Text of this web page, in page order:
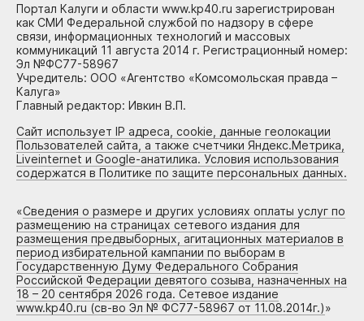
Портал Калуги и области www.kp40.ru зарегистрирован
как СМИ Федеральной службой по надзору в сфере
связи, информационных технологий и массовых
коммуникаций 11 августа 2014 г. Регистрационный номер:
Эл №ФС77-58967
Учредитель: ООО «Агентство «Комсомольская правда –
Калуга»
Главный редактор: Ивкин В.П.
Сайт использует IP адреса, cookie, данные геолокации
Пользователей сайта, а также счетчики Яндекс.Метрика,
Liveinternet и Google-анатилика. Условия использования
содержатся в Политике по защите персональных данных.
«Сведения о размере и других условиях оплаты услуг по
размещению на страницах сетевого издания для
размещения предвыборных, агитационных материалов в
период избирательной кампании по выборам в
Государственную Думу Федерального Собрания
Российской Федерации девятого созыва, назначенных на
18 – 20 сентября 2026 года. Сетевое издание
www.kp40.ru (св-во Эл № ФС77-58967 от 11.08.2014г.)»